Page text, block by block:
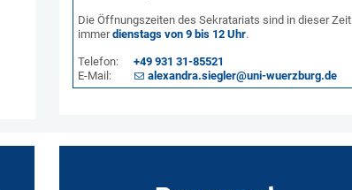
Die Öffnungszeiten des Sekratariats sind in dieser Zeit
immerdienstags von 9 bis 12 Uhr.
Telefon:
+49 931 31-85521
E-Mail:
alexandra.siegler@uni-wuerzburg.de